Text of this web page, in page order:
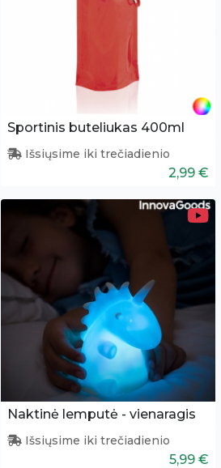
Sportinis buteliukas 400ml
Išsiųsime iki trečiadienio
2,99 €
Naktinė lemputė - vienaragis
Išsiųsime iki trečiadienio
5,99 €